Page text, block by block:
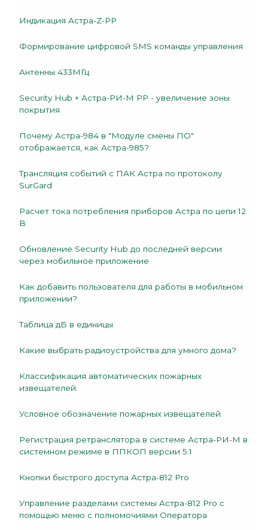
Индикация Астра-Z-PP
Формирование цифровой SMS команды управления
Антенны 433МГц
Security Hub + Астра-РИ-М РР - увеличение зоны
покрытия
Почему Астра-984 в "Модуле смены ПО"
отображается, как Астра-985?
Трансляция событий с ПАК Астра по протоколу
SurGard
Расчет тока потребления приборов Астра по цепи 12
В
Обновление Security Hub до последней версии
через мобильное приложение
Как добавить пользователя для работы в мобильном
приложении?
Таблица дБ в единицы
Какие выбрать радиоустройства для умного дома?
Классификация автоматических пожарных
извещателей.
Условное обозначение пожарных извещателей.
Регистрация ретранслятора в системе Астра-РИ-М в
системном режиме в ППКОП версии 5.1
Кнопки быстрого доступа Астра-812 Pro
Управление разделами системы Астра-812 Pro с
помощью меню с полномочиями Оператора